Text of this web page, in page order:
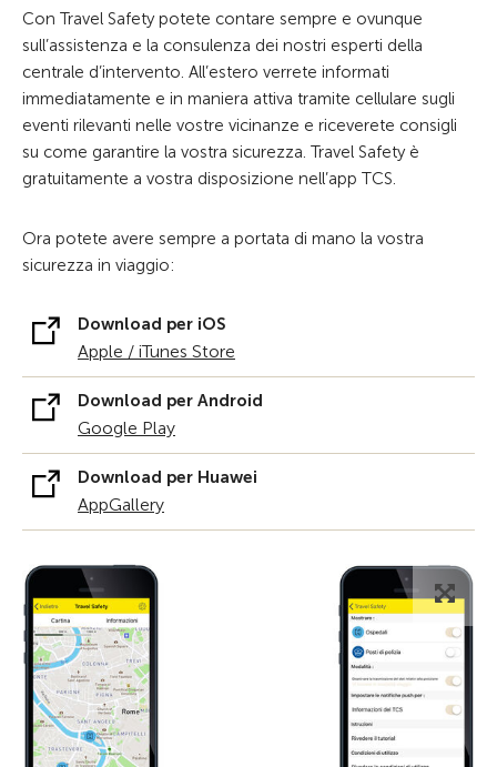
Con Travel Safety potete contare sempre e ovunque
sull’assistenza e la consulenza dei nostri esperti della
centrale d’intervento. All’estero verrete informati
immediatamente e in maniera attiva tramite cellulare sugli
eventi rilevanti nelle vostre vicinanze e riceverete consigli
su come garantire la vostra sicurezza. Travel Safety è
gratuitamente a vostra disposizione nell’app TCS.
Ora potete avere sempre a portata di mano la vostra
sicurezza in viaggio:
Download per iOS
Apple / iTunes Store
Download per Android
Google Play
Download per Huawei
AppGallery